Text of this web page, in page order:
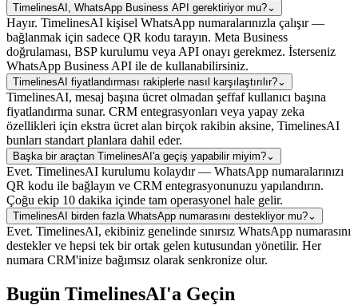
TimelinesAI, WhatsApp Business API gerektiriyor mu?⌄
Hayır. TimelinesAI kişisel WhatsApp numaralarınızla çalışır —
bağlanmak için sadece QR kodu tarayın. Meta Business
doğrulaması, BSP kurulumu veya API onayı gerekmez. İsterseniz
WhatsApp Business API ile de kullanabilirsiniz.
TimelinesAI fiyatlandırması rakiplerle nasıl karşılaştırılır?⌄
TimelinesAI, mesaj başına ücret olmadan şeffaf kullanıcı başına
fiyatlandırma sunar. CRM entegrasyonları veya yapay zeka
özellikleri için ekstra ücret alan birçok rakibin aksine, TimelinesAI
bunları standart planlara dahil eder.
Başka bir araçtan TimelinesAI'a geçiş yapabilir miyim?⌄
Evet. TimelinesAI kurulumu kolaydır — WhatsApp numaralarınızı
QR kodu ile bağlayın ve CRM entegrasyonunuzu yapılandırın.
Çoğu ekip 10 dakika içinde tam operasyonel hale gelir.
TimelinesAI birden fazla WhatsApp numarasını destekliyor mu?⌄
Evet. TimelinesAI, ekibiniz genelinde sınırsız WhatsApp numarasını
destekler ve hepsi tek bir ortak gelen kutusundan yönetilir. Her
numara CRM'inize bağımsız olarak senkronize olur.
Bugün TimelinesAI'a Geçin